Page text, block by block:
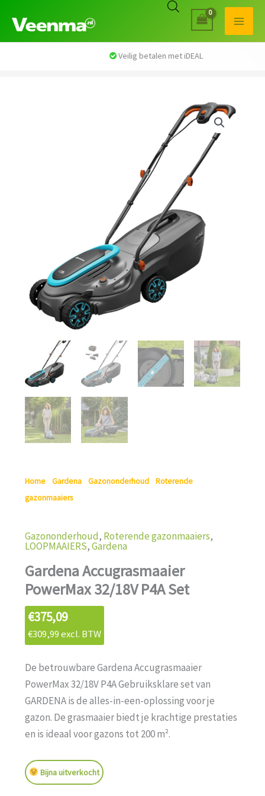
Home Gardena Gazononderhoud
Roterende
gazonmaaiers/ Gardena Accugrasmaaier PowerMax 32/18V
Gazononderhoud, Roterende gazonmaaiers,
LOOPMAAIERS,Gardena
Gardena Accugrasmaaier
PowerMax 32/18V P4A Set
€375,09
€309,99excl. BTW
De betrouwbare Gardena Accugrasmaaier
PowerMax 32/18V P4A Gebruiksklare set van
GARDENA is de alles-in-een-oplossing voor je
gazon. De grasmaaier biedt je krachtige prestaties
en is ideaal voor gazons tot 200 m².
Bijna uitverkocht
Veilig betalen met iDEAL